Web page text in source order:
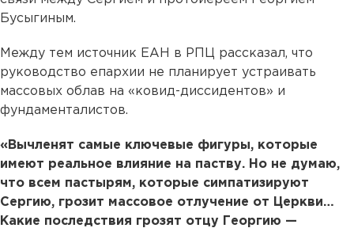
Бусыгиным.
Между тем источник ЕАН в РПЦ рассказал, что
руководство епархии не планирует устраивать
массовых облав на «ковид-диссидентов» и
фундаменталистов.
«Вычленят самые ключевые фигуры, которые
имеют реальное влияние на паству. Но не думаю,
что всем пастырям, которые симпатизируют
Сергию, грозит массовое отлучение от Церкви…
Какие последствия грозят отцу Георгию —